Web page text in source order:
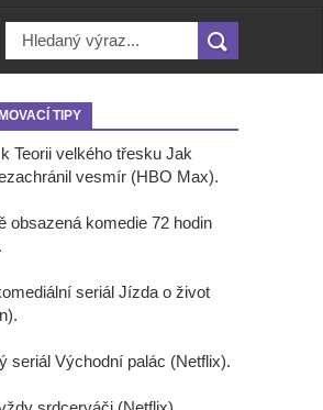
TIPY
Teorii velkého třesku Jak
vesmír (HBO Max).
obsazená komedie 72 hodin
seriál Jízda o život
seriál Východní palác (Netflix).